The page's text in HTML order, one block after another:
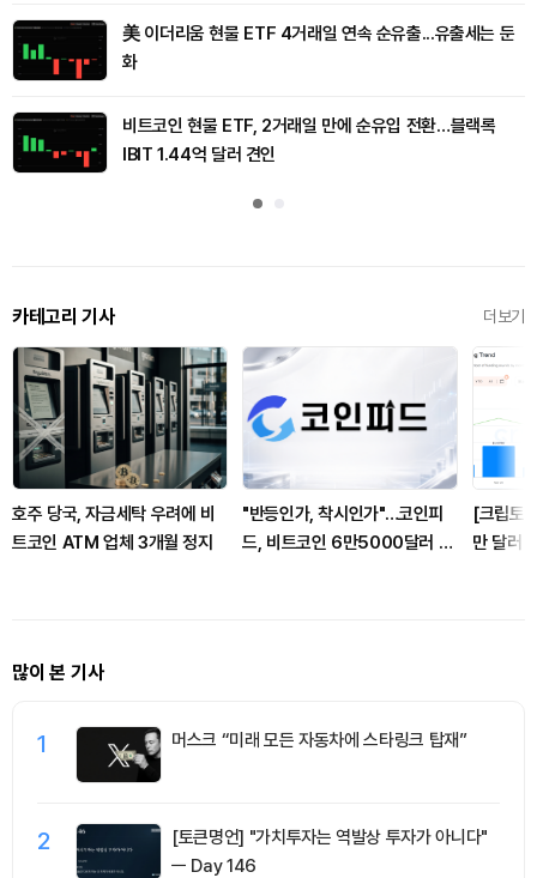
美 이더리움 현물 ETF 4거래일 연속 순유출...유출세는 둔
화
비트코인 현물 ETF, 2거래일 만에 순유입 전환…블랙록
IBIT 1.44억 달러 견인
카테고리 기사 더보기
호주 당국, 자금세탁 우려에 비
트코인 ATM 업체 3개월 정지
"반등인가, 착시인가"…코인피
드, 비트코인 6만5000달러 회
[크립토
만 달러
많이 본 기사
1 머스크 “미래 모든 자동차에 스타링크 탑재”
2
[토큰명언] "가치투자는 역발상 투자가 아니다"
ㅡ Day 146